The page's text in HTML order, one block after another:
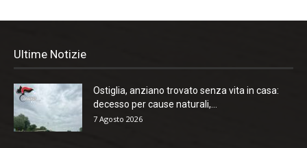
Ultime Notizie
Ostiglia, anziano trovato senza vita in casa:
decesso per cause naturali,...
7 Agosto 2026